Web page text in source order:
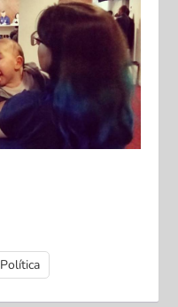
Política